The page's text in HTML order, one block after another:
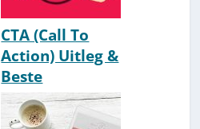
CTA (Call To
Action) Uitleg &
Beste
Voorbeeld-
Teksten